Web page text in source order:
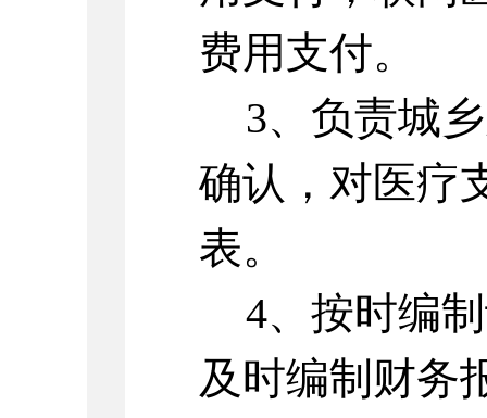
费用支付。
3、负责城
确认，对医疗
表。
4、按时编
及时编制财务